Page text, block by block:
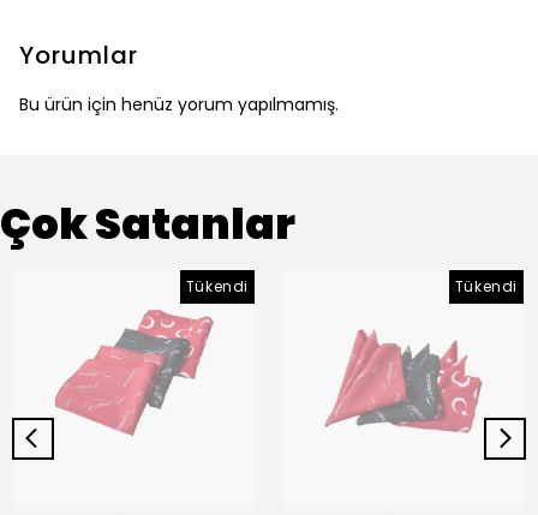
Yorumlar
Bu ürün için henüz yorum yapılmamış.
Çok Satanlar
Tükendi Tükendi